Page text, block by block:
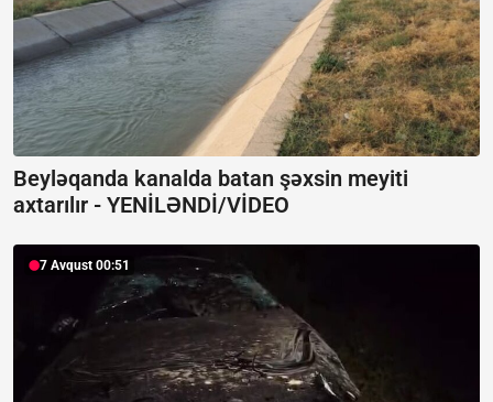
Beyləqanda kanalda batan şəxsin meyiti
axtarılır - YENİLƏNDİ/VİDEO
7 Avqust 00:51